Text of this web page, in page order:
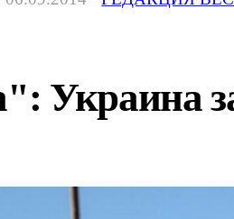
Украина